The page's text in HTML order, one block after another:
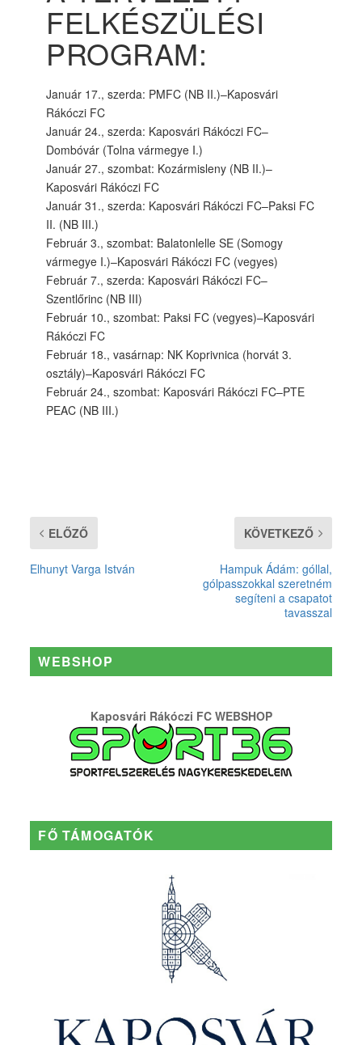
FELKÉSZÜLÉSI
PROGRAM:
Január 17., szerda: PMFC (NB II.)–Kaposvári
Rákóczi FC
Január 24., szerda: Kaposvári Rákóczi FC–
Dombóvár (Tolna vármegye I.)
Január 27., szombat: Kozármisleny (NB II.)–
Kaposvári Rákóczi FC
Január 31., szerda: Kaposvári Rákóczi FC–Paksi FC
II. (NB III.)
Február 3., szombat: Balatonlelle SE (Somogy
vármegye I.)–Kaposvári Rákóczi FC (vegyes)
Február 7., szerda: Kaposvári Rákóczi FC–
Szentlőrinc (NB III)
Február 10., szombat: Paksi FC (vegyes)–Kaposvári
Rákóczi FC
Február 18., vasárnap: NK Koprivnica (horvát 3.
osztály)–Kaposvári Rákóczi FC
Február 24., szombat: Kaposvári Rákóczi FC–PTE
PEAC (NB III.)
ELŐZŐ
Elhunyt Varga István
KÖVETKEZŐ
Hampuk Ádám: góllal,
gólpasszokkal szeretném
segíteni a csapatot
tavasszal
WEBSHOP
Kaposvári Rákóczi FC WEBSHOP
FŐ TÁMOGATÓK